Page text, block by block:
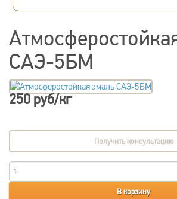
САЭ-5БМ
250 руб/кг
Получить консультацию
В корзину